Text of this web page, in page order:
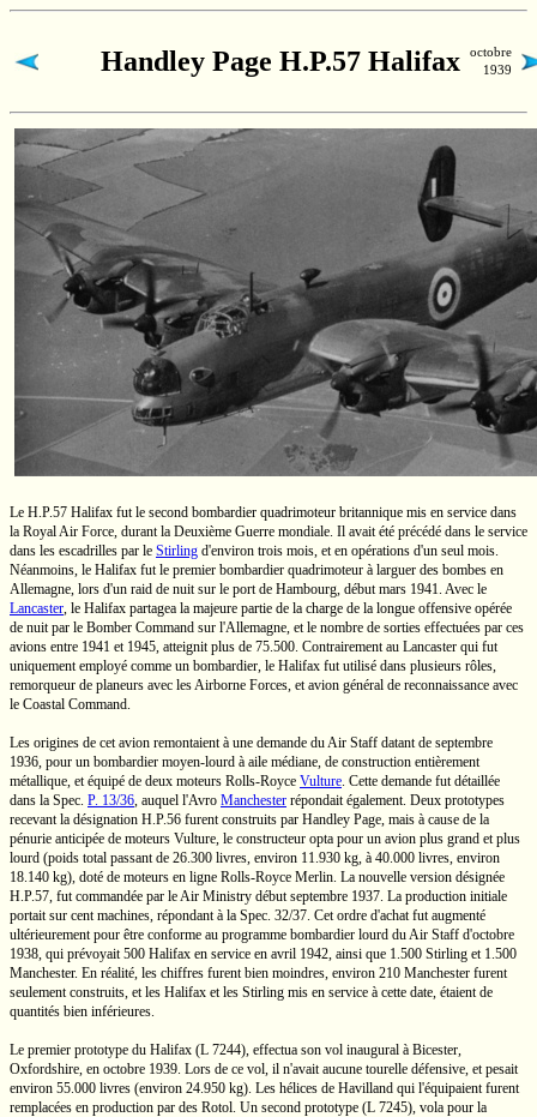
Handley Page H.P.57 Halifax
octobre
1939
Le H.P.57 Halifax fut le second bombardier quadrimoteur britannique mis en service dans
la Royal Air Force, durant la Deuxième Guerre mondiale. Il avait été précédé dans le service
dans les escadrilles par le Stirling d'environ trois mois, et en opérations d'un seul mois.
Néanmoins, le Halifax fut le premier bombardier quadrimoteur à larguer des bombes en
Allemagne, lors d'un raid de nuit sur le port de Hambourg, début mars 1941. Avec le
Lancaster, le Halifax partagea la majeure partie de la charge de la longue offensive opérée
de nuit par le Bomber Command sur l'Allemagne, et le nombre de sorties effectuées par ces
avions entre 1941 et 1945, atteignit plus de 75.500. Contrairement au Lancaster qui fut
uniquement employé comme un bombardier, le Halifax fut utilisé dans plusieurs rôles,
remorqueur de planeurs avec les Airborne Forces, et avion général de reconnaissance avec
le Coastal Command.
Les origines de cet avion remontaient à une demande du Air Staff datant de septembre
1936, pour un bombardier moyen-lourd à aile médiane, de construction entièrement
métallique, et équipé de deux moteurs Rolls-Royce Vulture. Cette demande fut détaillée
dans la Spec. P. 13/36, auquel l'Avro Manchester répondait également. Deux prototypes
recevant la désignation H.P.56 furent construits par Handley Page, mais à cause de la
pénurie anticipée de moteurs Vulture, le constructeur opta pour un avion plus grand et plus
lourd (poids total passant de 26.300 livres, environ 11.930 kg, à 40.000 livres, environ
18.140 kg), doté de moteurs en ligne Rolls-Royce Merlin. La nouvelle version désignée
H.P.57, fut commandée par le Air Ministry début septembre 1937. La production initiale
portait sur cent machines, répondant à la Spec. 32/37. Cet ordre d'achat fut augmenté
ultérieurement pour être conforme au programme bombardier lourd du Air Staff d'octobre
1938, qui prévoyait 500 Halifax en service en avril 1942, ainsi que 1.500 Stirling et 1.500
Manchester. En réalité, les chiffres furent bien moindres, environ 210 Manchester furent
seulement construits, et les Halifax et les Stirling mis en service à cette date, étaient de
quantités bien inférieures.
Le premier prototype du Halifax (L 7244), effectua son vol inaugural à Bicester,
Oxfordshire, en octobre 1939. Lors de ce vol, il n'avait aucune tourelle défensive, et pesait
environ 55.000 livres (environ 24.950 kg). Les hélices de Havilland qui l'équipaient furent
remplacées en production par des Rotol. Un second prototype (L 7245), vola pour la